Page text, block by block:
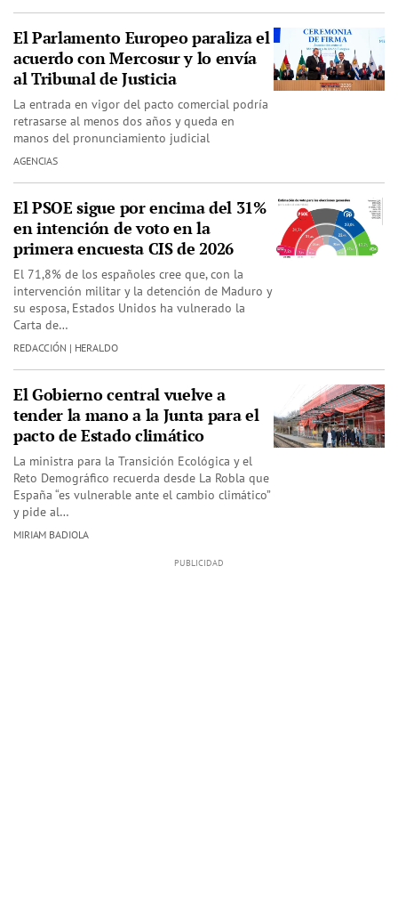
El Parlamento Europeo paraliza el
acuerdo con Mercosur y lo envía
al Tribunal de Justicia
La entrada en vigor del pacto comercial podría
retrasarse al menos dos años y queda en
manos del pronunciamiento judicial
AGENCIAS
El PSOE sigue por encima del 31%
en intención de voto en la
primera encuesta CIS de 2026
El 71,8% de los españoles cree que, con la
intervención militar y la detención de Maduro y
su esposa, Estados Unidos ha vulnerado la
Carta de…
REDACCIÓN | HERALDO
El Gobierno central vuelve a
tender la mano a la Junta para el
pacto de Estado climático
La ministra para la Transición Ecológica y el
Reto Demográfico recuerda desde La Robla que
España “es vulnerable ante el cambio climático”
y pide al…
MIRIAM BADIOLA